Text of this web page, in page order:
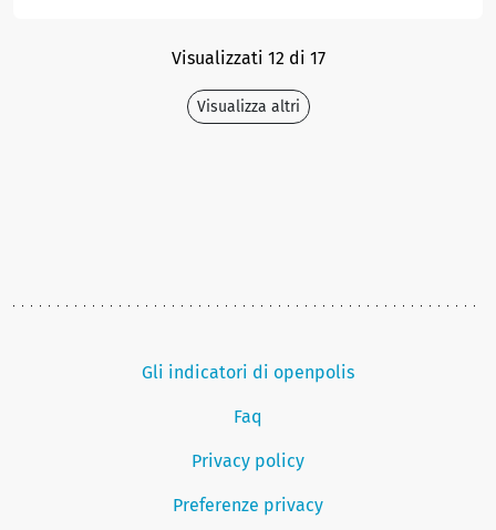
Visualizzati 12 di 17
Visualizza altri
Gli indicatori di openpolis
Faq
Privacy policy
Preferenze privacy